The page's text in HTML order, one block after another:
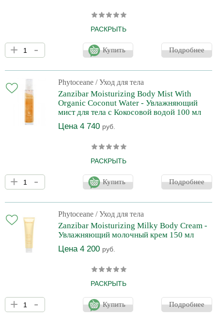
РАСКРЫТЬ
Легкое увлажняющее молочко для тела с освежающим
ароматом зеленого чая способствует увлажнению и очищению
кожи от токсинов и защите от свободных радикалов. Содержит
обладает антиоксидантными свойствами, помогает увлажнять
кожу, стимулирует производство коллагена и защищает от
вредного воздействия окружающей среды.
+ - Купить Подробнее
Phytoceane / Уход для тела
Zanzibar Moisturizing Body Mist With
Organic Coconut Water - Увлажняющий
мист для тела с Кокосовой водой 100 мл
Цена 4 740 руб.
РАСКРЫТЬ
Свежая дымка из органической кокосовой воды окутывает кожу
нежным ароматом и мгновенно дарит комфорт и увлажнение
коже. Экстракт жании рубенс обладает антиоксидантными
производство коллагена и защищает от вредного воздействия
окружающей среды.
+ - Купить Подробнее
Phytoceane / Уход для тела
Zanzibar Moisturizing Milky Body Cream -
Увлажняющий молочный крем 150 мл
Цена 4 200 руб.
РАСКРЫТЬ
Погрузитесь в кристально чистые лагуны Занзибара!
Насыщенный и легкий молочный крем с кокосовым маслом
первого отжима заботится о коже тела. Кожа увлажнена,
+ - Купить Подробнее